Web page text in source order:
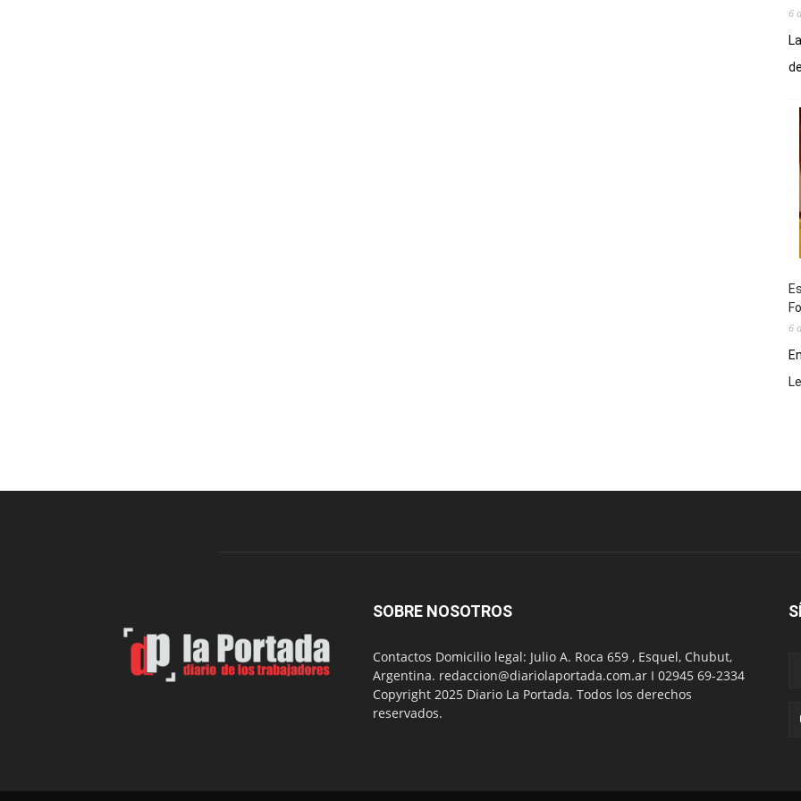
6
6
SOBRE NOSOTROS
Contactos Domicilio legal: Julio A. Roca 659 , Esquel, Chubut,
Argentina. redaccion@diariolaportada.com.ar I 02945 69-2334
Copyright 2025 Diario La Portada. Todos los derechos
reservados.